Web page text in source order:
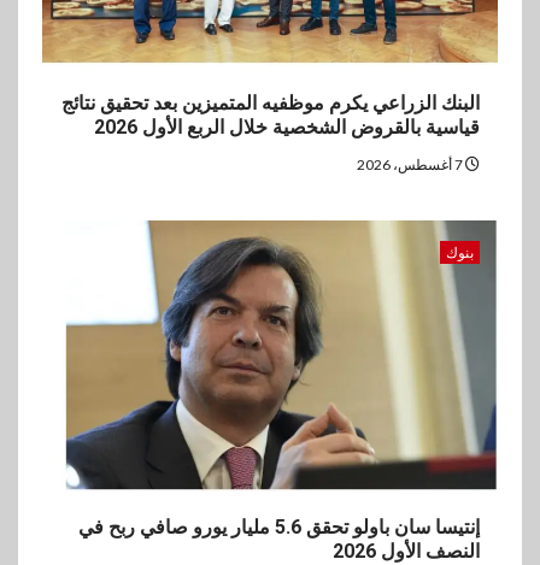
البنك الزراعي يكرم موظفيه المتميزين بعد تحقيق نتائج
قياسية بالقروض الشخصية خلال الربع الأول 2026
بنوك
إنتيسا سان باولو تحقق 5.6 مليار يورو صافي ربح في
النصف الأول 2026